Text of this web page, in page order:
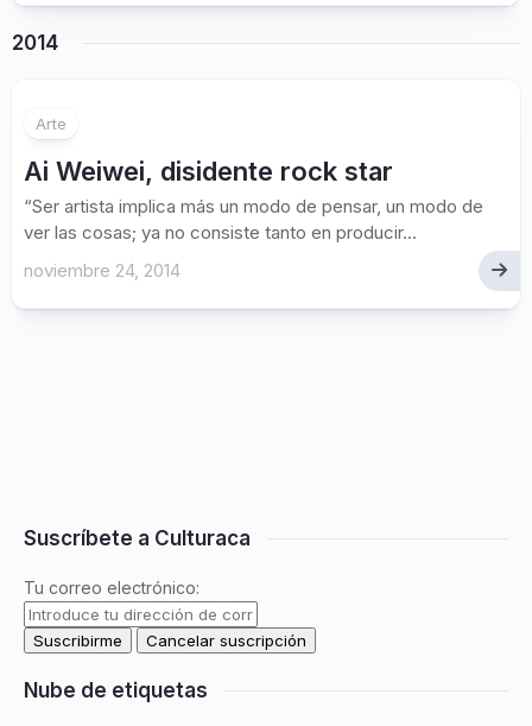
2014
Arte
Ai Weiwei, disidente rock star
“Ser artista implica más un modo de pensar, un modo de
ver las cosas; ya no consiste tanto en producir...
noviembre 24, 2014
Suscríbete a Culturaca
Tu correo electrónico:
Nube de etiquetas